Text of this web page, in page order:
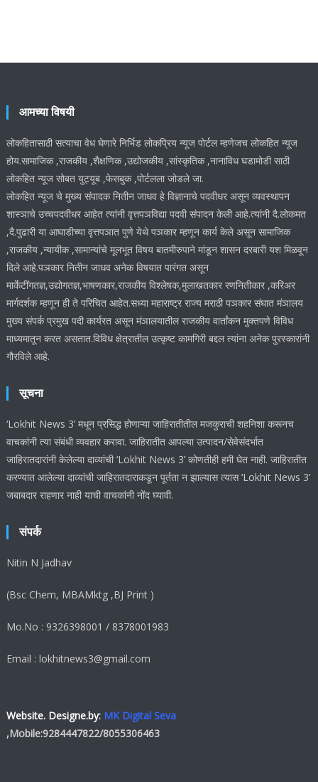
आमच्या विषयी
लोकहितासाठी सत्याचा वेध घेणारे निर्भिड लोकप्रिय न्यूज पोर्टल म्हणेजच लोकहित न्यूज
होय.सामाजिक ,राजकीय ,शैक्षणिक ,उद्योजकीय ,सांस्कृतिक ,नानाविध घडामोडी साठी
लोकहित न्यूज सोबत युट्यूब ,फेसबुक ,पोर्टलला जोडले जा.
लोकहित न्यूज चे मुख्य संपादक नितीन जाधव हे विज्ञानाचे पदवीधर असून व्यवस्थापन
शास्ञाचे उच्चपदवीधर आहेत त्यांनी वृत्तपञविद्या पदवी संपादन केली आहे.त्यांनी दै.लोकमत
,दै.पुढारी या आघाडीच्या वृत्तपञात पुणे येथे पञकार म्हणून कार्य केले असून सामाजिक
,राजकीय ,न्यायीक ,सामान्यांचे मूलभूत विषय बातमीरुपाने मांडून शासन दरबारी यश मिळवून
दिले आहे.पञकार नितीन जाधव अनेक विषयात पारंगत असून
मार्केटींगतज्ञ,उद्योगतज्ञ,भाषणकार,राजकीय विश्लेषक,मुलाखतकार रणनितीकार ,करिअर
मार्गदर्शक म्हणून ही ते परिचित आहेत.सध्या महाराष्ट्र राज्य मराठी पञकार संघात मंञालय
मुख्य संपर्क प्रमुख पदी कार्यरत असून मंञालयातील राजकीय वार्तांकन मुक्तपणे विविध
माध्यमातून करत असतात.विविध क्षेत्रातील उत्कृष्ट कामगिरी बद्दल त्यांना अनेक पुरस्कारांनी
गौरविले आहे.
सूचना
‘Lokhit News 3’ मधून प्रसिद्ध होणाऱ्या जाहिरातीतील मजकुराची शहनिशा करूनच
वाचकांनी त्या संबंधी व्यवहार करावा. जाहिरातीत आपल्या उत्पादन/सेवेसंदर्भात
जाहिरातदारांनी केलेल्या दाव्यांची ‘Lokhit News 3’ कोणतीही हमी घेत नाही. जाहिरातीत
करण्यात आलेल्या दाव्यांची जाहिरातदाराकडून पूर्तता न झाल्यास त्यास ‘Lokhit News 3’
जबाबदार राहणार नाही याची वाचकांनी नोंद घ्यावी.
संपर्क
Nitin N Jadhav
(Bsc Chem, MBAMktg ,BJ Print )
Mo.No : 9326398001 / 8378001983
Email : lokhitnews3@gmail.com
Website. Designe.by: MK Digital Seva
,Mobile:9284447822/8055306463